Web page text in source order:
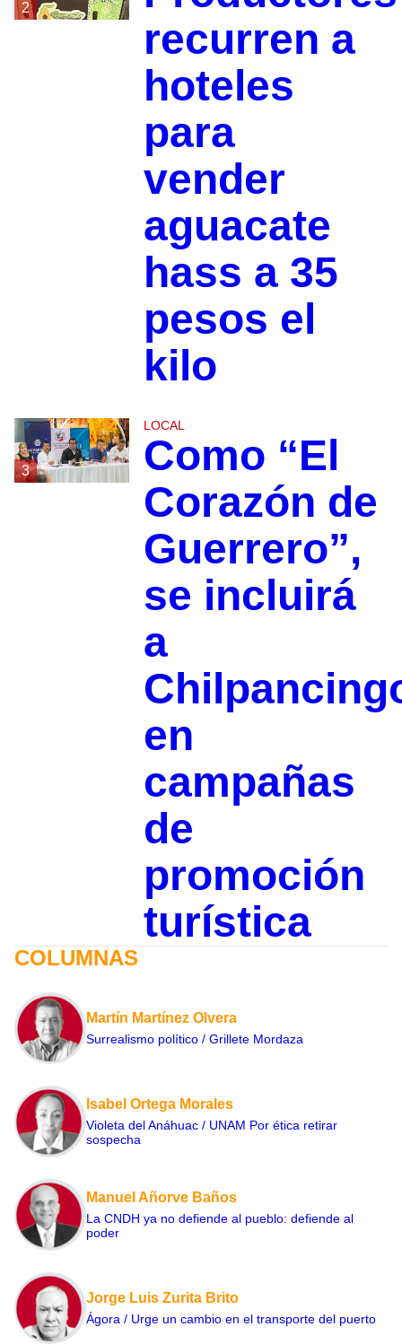
2
recurren a
hoteles
para
vender
aguacate
hass a 35
pesos el
kilo
3
LOCAL
Como “El
Corazón de
Guerrero”,
se incluirá
a
en
campañas
de
promoción
turística
COLUMNAS
Martín Martínez Olvera
Surrealismo político / Grillete Mordaza
Isabel Ortega Morales
Violeta del Anáhuac / UNAM Por ética retirar
sospecha
Manuel Añorve Baños
La CNDH ya no defiende al pueblo: defiende al
poder
Jorge Luis Zurita Brito
Ágora / Urge un cambio en el transporte del puerto